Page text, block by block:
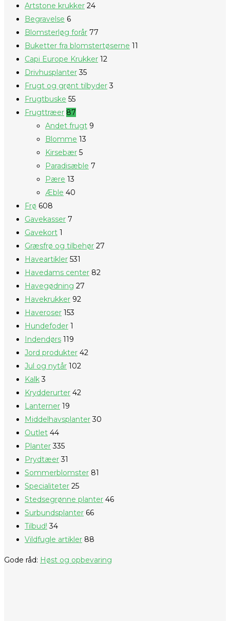
Artstone krukker 24
Begravelse 6
Blomsterløg forår 77
Buketter fra blomstertøserne 11
Capi Europe Krukker 12
Drivhusplanter 35
Frugt og grønt tilbyder 3
Frugtbuske 55
Frugttræer 87
Andet frugt 9
Blomme 13
Kirsebær 5
Paradisæble 7
Pære 13
Æble 40
Frø 608
Gavekasser 7
Gavekort 1
Græsfrø og tilbehør 27
Haveartikler 531
Havedams center 82
Havegødning 27
Havekrukker 92
Haveroser 153
Hundefoder 1
Indendørs 119
Jord produkter 42
Jul og nytår 102
Kalk 3
Krydderurter 42
Lanterner 19
Middelhavsplanter 30
Outlet 44
Planter 335
Prydtæer 31
Sommerblomster 81
Specialiteter 25
Stedsegrønne planter 46
Surbundsplanter 66
Tilbud! 34
Vildfugle artikler 88
Gode råd: Høst og opbevaring